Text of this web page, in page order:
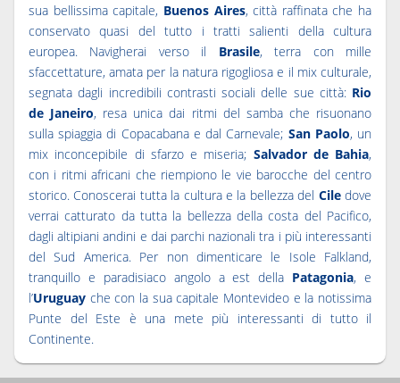
sua bellissima capitale, Buenos Aires, città raffinata che ha
conservato quasi del tutto i tratti salienti della cultura
europea. Navigherai verso il Brasile, terra con mille
sfaccettature, amata per la natura rigogliosa e il mix culturale,
segnata dagli incredibili contrasti sociali delle sue città: Rio
de Janeiro, resa unica dai ritmi del samba che risuonano
sulla spiaggia di Copacabana e dal Carnevale; San Paolo, un
mix inconcepibile di sfarzo e miseria; Salvador de Bahia,
con i ritmi africani che riempiono le vie barocche del centro
storico. Conoscerai tutta la cultura e la bellezza del Ciledove
verrai catturato da tutta la bellezza della costa del Pacifico,
dagli altipiani andini e dai parchi nazionali tra i più interessanti
del Sud America. Per non dimenticare le Isole Falkland,
tranquillo e paradisiaco angolo a est della Patagonia, e
l’Uruguay che con la sua capitale Montevideo e la notissima
Punte del Este è una mete più interessanti di tutto il
Continente.